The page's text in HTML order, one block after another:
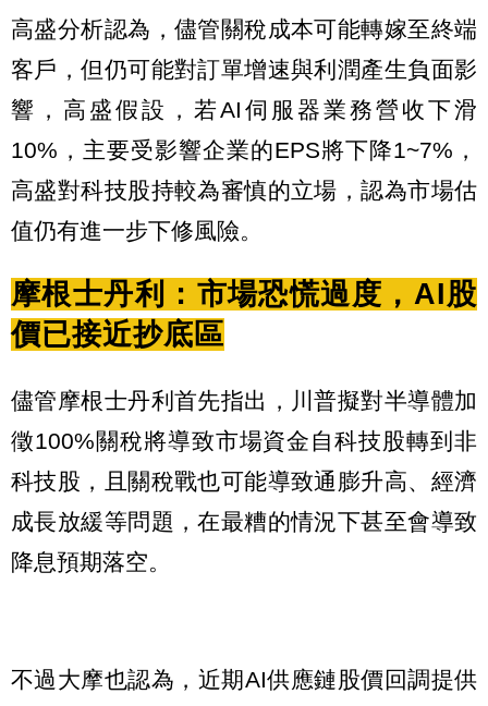
高盛分析認為，儘管關稅成本可能轉嫁至終端
客戶，但仍可能對訂單增速與利潤產生負面影
響，高盛假設，若AI伺服器業務營收下滑
10%，主要受影響企業的EPS將下降1~7%，
高盛對科技股持較為審慎的立場，認為市場估
值仍有進一步下修風險。
摩根士丹利：市場恐慌過度，AI股
價已接近抄底區
儘管摩根士丹利首先指出，川普擬對半導體加
徵100%關稅將導致市場資金自科技股轉到非
科技股，且關稅戰也可能導致通膨升高、經濟
成長放緩等問題，在最糟的情況下甚至會導致
降息預期落空。
不過大摩也認為，近期AI供應鏈股價回調提供